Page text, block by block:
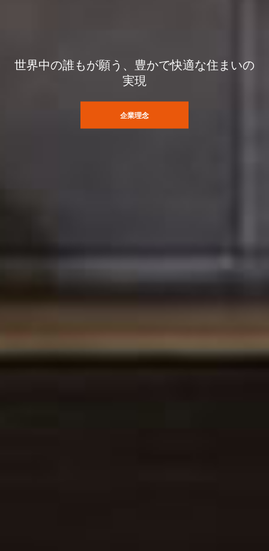
世界中の誰もが願う、豊かで快適な住まいの
実現
企業理念